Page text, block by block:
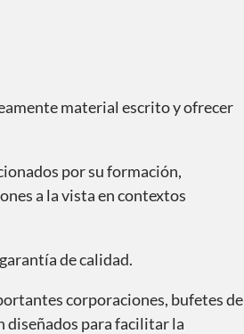
material escrito y ofrecer
por su formación,
a la vista en contextos
de calidad.
corporaciones, bufetes de
diseñados para facilitar la